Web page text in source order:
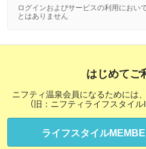
ログインおよびサービスの利用におい
とはありません
はじめてご
ニフティ温泉会員になるためには
（旧：ニフティライフスタイ
ライフスタイル